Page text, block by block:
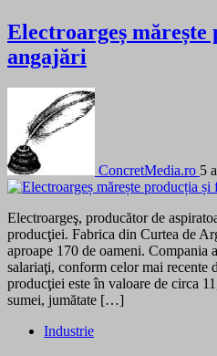
Electroargeș mărește
angajări
ConcretMedia.ro 5
Electroargeş, producător de
producţiei. Fabrica din Curtea de
aproape 170 de oameni. Compania
salariaţi, conform celor mai recente
producţiei este în valoare de circa
sumei, jumătate […]
Industrie